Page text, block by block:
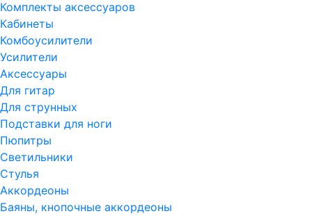
Комплекты аксессуаров
Кабинеты
Комбоусилители
Усилители
Аксессуары
Для гитар
Для струнных
Подставки для ноги
Пюпитры
Светильники
Стулья
Аккордеоны
Баяны, кнопочные аккордеоны